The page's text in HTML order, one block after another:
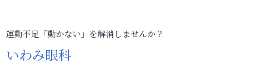
運動不足「動かない」を解消しませんか？
いわみ眼科